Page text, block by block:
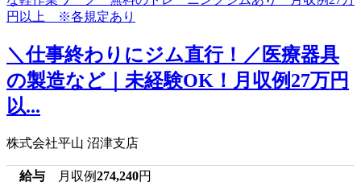
＼仕事終わりにジム直行！／医療器具
の製造など｜未経験OK！月収例27万円
以...
株式会社平山 沼津支店
給与 月収例274,240円